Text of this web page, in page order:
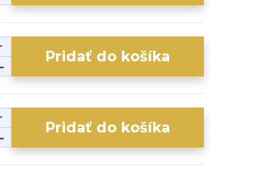
Pridať do košíka
Pridať do košíka